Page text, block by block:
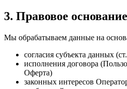
3. Правовое
Мы обрабатываем данные на
согласия субъекта данных
исполнения договора
Оферта)
законных интересов